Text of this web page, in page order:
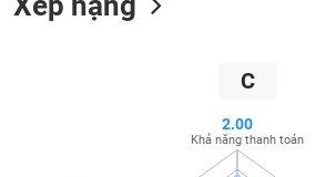
C
2.00
Khả năng thanh toán
SÓC